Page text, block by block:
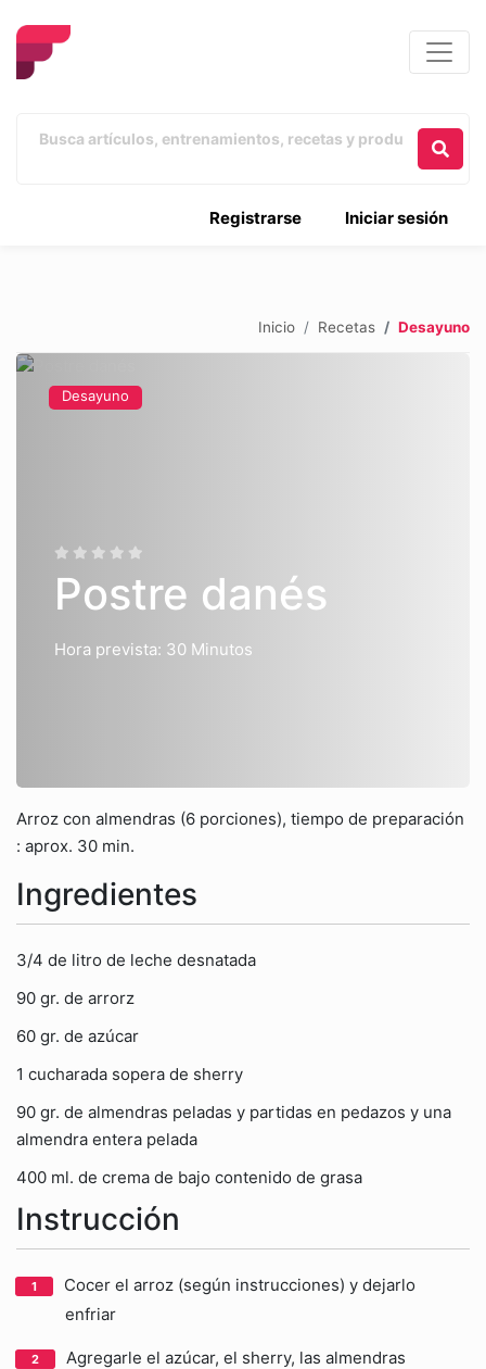
Iniciar sesión
Registrarse
Inicio Recetas Desayuno
Desayuno
Postre danés
Hora prevista: 30 Minutos
Arroz con almendras (6 porciones), tiempo de preparación
: aprox. 30 min.
Ingredientes
3/4 de litro de leche desnatada
90 gr. de arrorz
60 gr. de azúcar
1 cucharada sopera de sherry
90 gr. de almendras peladas y partidas en pedazos y una
almendra entera pelada
400 ml. de crema de bajo contenido de grasa
Instrucción
Cocer el arroz (según instrucciones) y dejarlo
enfriar
Agregarle el azúcar, el sherry, las almendras